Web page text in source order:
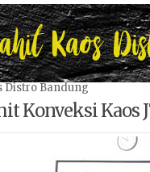
Distro Bandung
Konveksi Kaos